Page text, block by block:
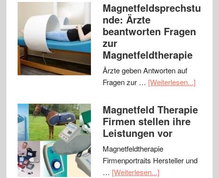
Magnetfeldsprechstu
nde: Ärzte
beantworten Fragen
zur
Magnetfeldtherapie
Ärzte geben Antworten auf
Fragen zur … [Weiterlesen...]
Magnetfeld Therapie
Firmen stellen ihre
Leistungen vor
Magnetfeldtherapie
Firmenportraits Hersteller und
… [Weiterlesen...]